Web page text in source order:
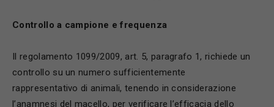
Controllo a campione e frequenza
Il regolamento 1099/2009, art. 5, paragrafo 1, richiede un
controllo su un numero sufficientemente
rappresentativo di animali, tenendo in considerazione
l’anamnesi del macello, per verificare l’efficacia dello